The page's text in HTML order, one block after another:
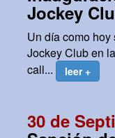
Jockey
Un día como
Jockey Club en
call...
leer +
30 de